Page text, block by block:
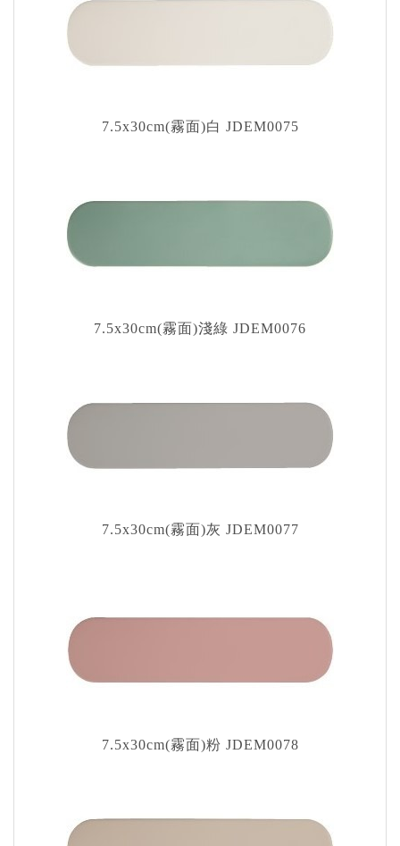
7.5x30cm(霧面)白 JDEM0075
7.5x30cm(霧面)淺綠 JDEM0076
7.5x30cm(霧面)灰 JDEM0077
7.5x30cm(霧面)粉 JDEM0078